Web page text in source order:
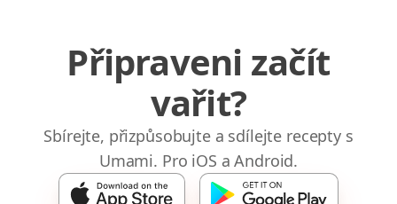
Připraveni začít
vařit?
Sbírejte, přizpůsobujte a sdílejte recepty s
Umami. Pro iOS a Android.